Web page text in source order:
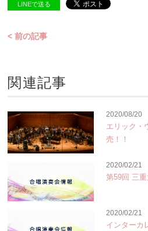
LINEで送る
< 前の記事
関連記事
2020/08/20
エリック・
売！！
2020/02/21
第59回 三
2020/02/21
インターカ